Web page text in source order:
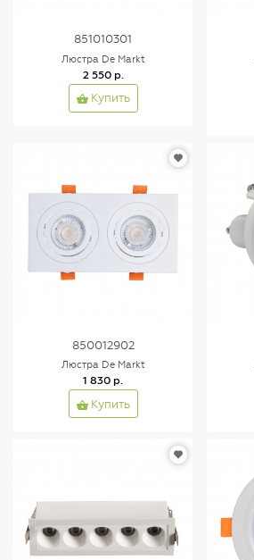
851010301
Люстра De Markt
2 550 р.
Купить
850012902
Люстра De Markt
1 830 р.
Купить